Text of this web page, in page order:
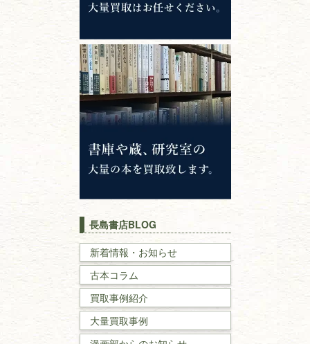
哲学書・思想書
心理学・倫理学
仏教書
神道・神社仏閣
イスラム教
キリスト教
日本史
戦記・戦史
国文学・
理工書
数学書・物理学書
長島書店BLOG
新着情報・お知らせ
古本コラム
買取事例紹介
大量買取事例